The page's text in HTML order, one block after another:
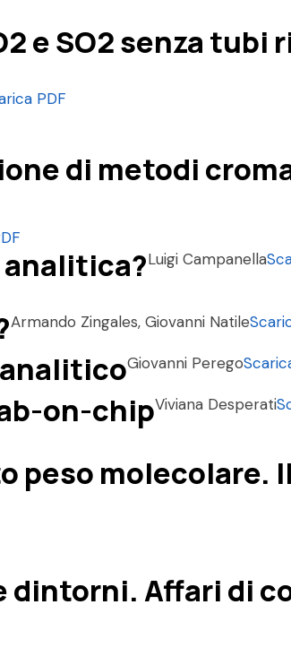
e SO2 senza tubi
PDF
di metodi
analitica?Luigi Campanella
Armando Zingales, Giovanni Natile
Giovanni Perego
on-chipViviana Desperati
peso
Affari di